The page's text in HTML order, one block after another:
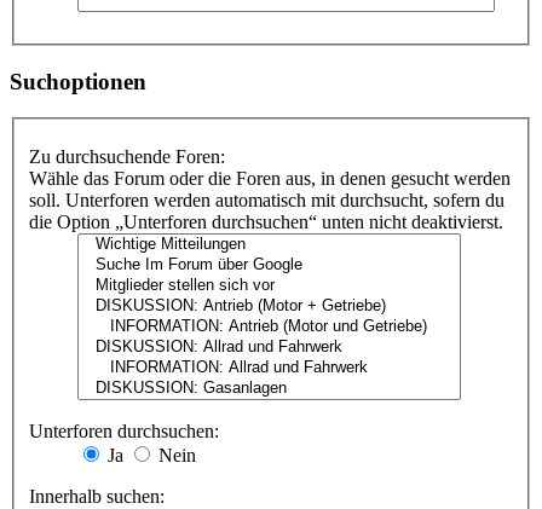
Suchoptionen
Zu durchsuchende Foren:
Wähle das Forum oder die Foren aus, in denen gesucht werden
soll. Unterforen werden automatisch mit durchsucht, sofern du
die Option „Unterforen durchsuchen“ unten nicht deaktivierst.
Unterforen durchsuchen:
Ja
Nein
Innerhalb suchen: